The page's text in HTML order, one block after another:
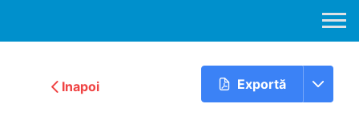
Inapoi Exportă